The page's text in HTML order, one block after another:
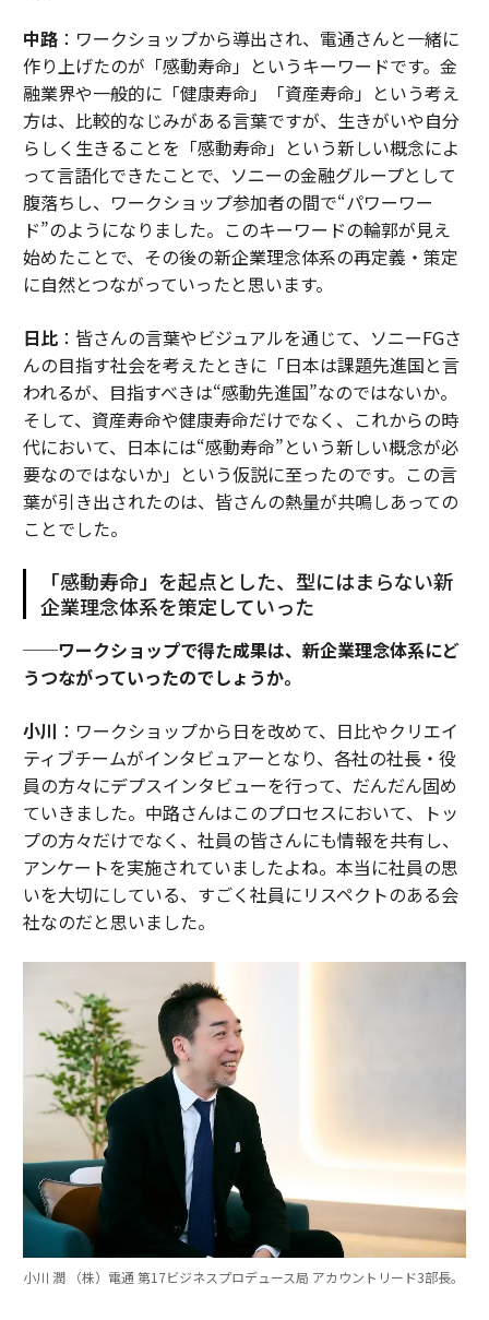
中路：ワークショップから導出され、電通さんと一緒に
作り上げたのが「感動寿命」というキーワードです。金
融業界や一般的に「健康寿命」「資産寿命」という考え
方は、比較的なじみがある言葉ですが、生きがいや自分
らしく生きることを「感動寿命」という新しい概念によ
って言語化できたことで、ソニーの金融グループとして
腹落ちし、ワークショップ参加者の間で“パワーワー
ド”のようになりました。このキーワードの輪郭が見え
始めたことで、その後の新企業理念体系の再定義・策定
に自然とつながっていったと思います。
日比：皆さんの言葉やビジュアルを通じて、ソニーFGさ
んの目指す社会を考えたときに「日本は課題先進国と言
われるが、目指すべきは“感動先進国”なのではないか。
そして、資産寿命や健康寿命だけでなく、これからの時
代において、日本には“感動寿命”という新しい概念が必
要なのではないか」という仮説に至ったのです。この言
葉が引き出されたのは、皆さんの熱量が共鳴しあっての
ことでした。
「感動寿命」を起点とした、型にはまらない新
企業理念体系を策定していった
──ワークショップで得た成果は、新企業理念体系にど
うつながっていったのでしょうか。
小川 ：ワークショップから日を改めて、日比やクリエイ
ティブチームがインタビュアーとなり、各社の社長・役
員の方々にデプスインタビューを行って、だんだん固め
ていきました。中路さんはこのプロセスにおいて、トッ
プの方々だけでなく、社員の皆さんにも情報を共有し、
アンケートを実施されていましたよね。本当に社員の思
いを大切にしている、すごく社員にリスペクトのある会
社なのだと思いました。
小川 潤 （株）電通 第17ビジネスプロデュース局 アカウントリード3部長。